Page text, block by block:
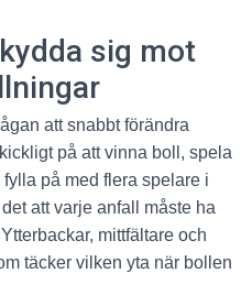
sig mot
att snabbt förändra
på att vinna boll, spela
på med flera spelare i
att varje anfall måste ha
mittfältare och
täcker vilken yta när bollen